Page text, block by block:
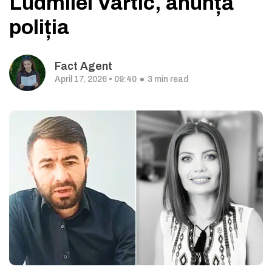
poliția
Fact Agent
April 17, 2026 • 09:40 3 min read